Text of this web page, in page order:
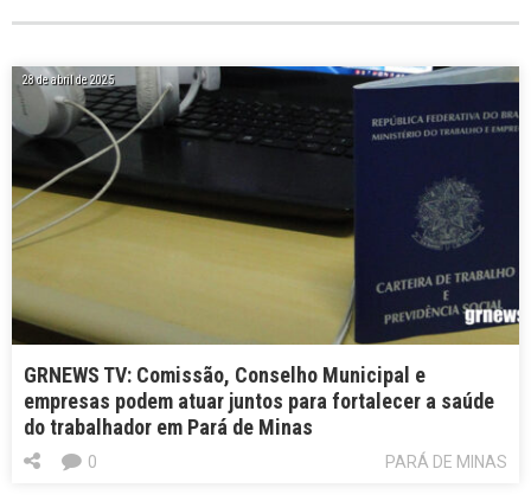
28 de abril de 2025
GRNEWS TV: Comissão, Conselho Municipal e
empresas podem atuar juntos para fortalecer a saúde
do trabalhador em Pará de Minas
PARÁ DE MINAS
0